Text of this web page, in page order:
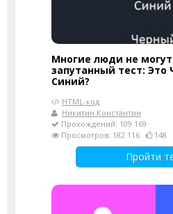
Многие люди не
запутанный тест: Это
Синий?
HTML-код
Никитин Константин
Прохождений: 109 169
Просмотров: 182 116
148
Пройти